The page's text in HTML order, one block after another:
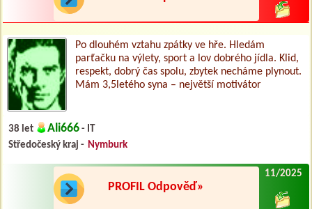
Po dlouhém vztahu zpátky ve hře. Hledám
parťačku na výlety, sport a lov dobrého jídla. Klid,
respekt, dobrý čas spolu, zbytek necháme plynout.
Mám 3,5letého syna – největší motivátor
38 let Ali666 - IT
Středočeský kraj - Nymburk
PROFIL Odpověď»
11/2025